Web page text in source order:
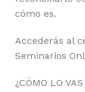
cómo es.
Accederás al
Seminarios
¿CÓMO LO